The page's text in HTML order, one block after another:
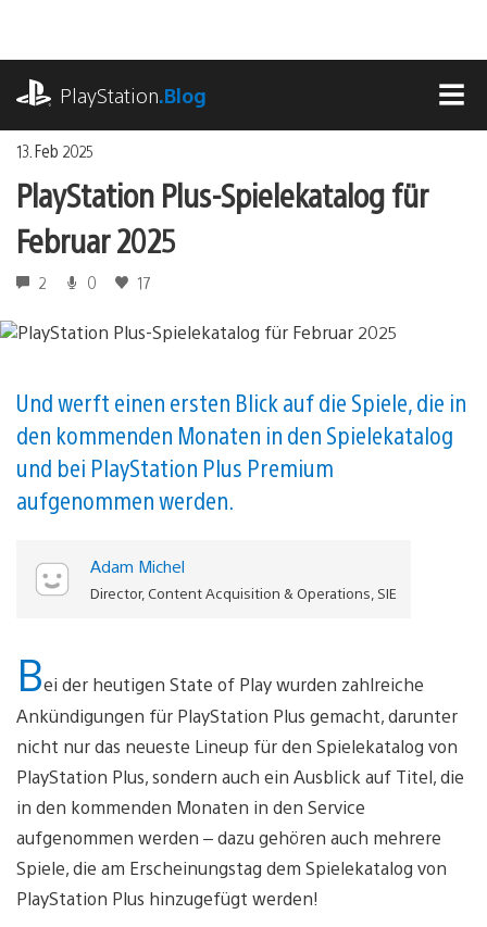
springen
PlayStation.Blog
13. Feb 2025
PlayStation Plus-Spielekatalog für
Februar 2025
2 0 17
Und werft einen ersten Blick auf die Spiele, die in
den kommenden Monaten in den Spielekatalog
und bei PlayStation Plus Premium
aufgenommen werden.
Adam Michel
Director, Content Acquisition & Operations, SIE
Bei der heutigen State of Play wurden zahlreiche
Ankündigungen für PlayStation Plus gemacht, darunter
nicht nur das neueste Lineup für den Spielekatalog von
PlayStation Plus, sondern auch ein Ausblick auf Titel, die
in den kommenden Monaten in den Service
aufgenommen werden – dazu gehören auch mehrere
Spiele, die am Erscheinungstag dem Spielekatalog von
PlayStation Plus hinzugefügt werden!